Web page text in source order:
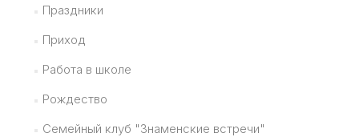
Праздники
Приход
Работа в школе
Рождество
Семейный клуб "Знаменские встречи"